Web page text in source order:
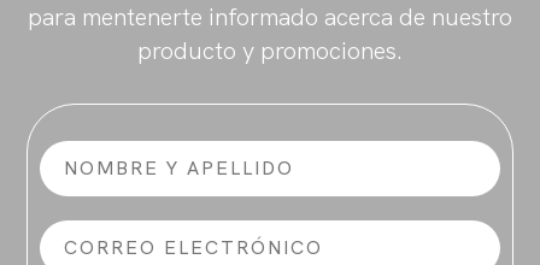
para mentenerte informado acerca de nuestro
producto y promociones.